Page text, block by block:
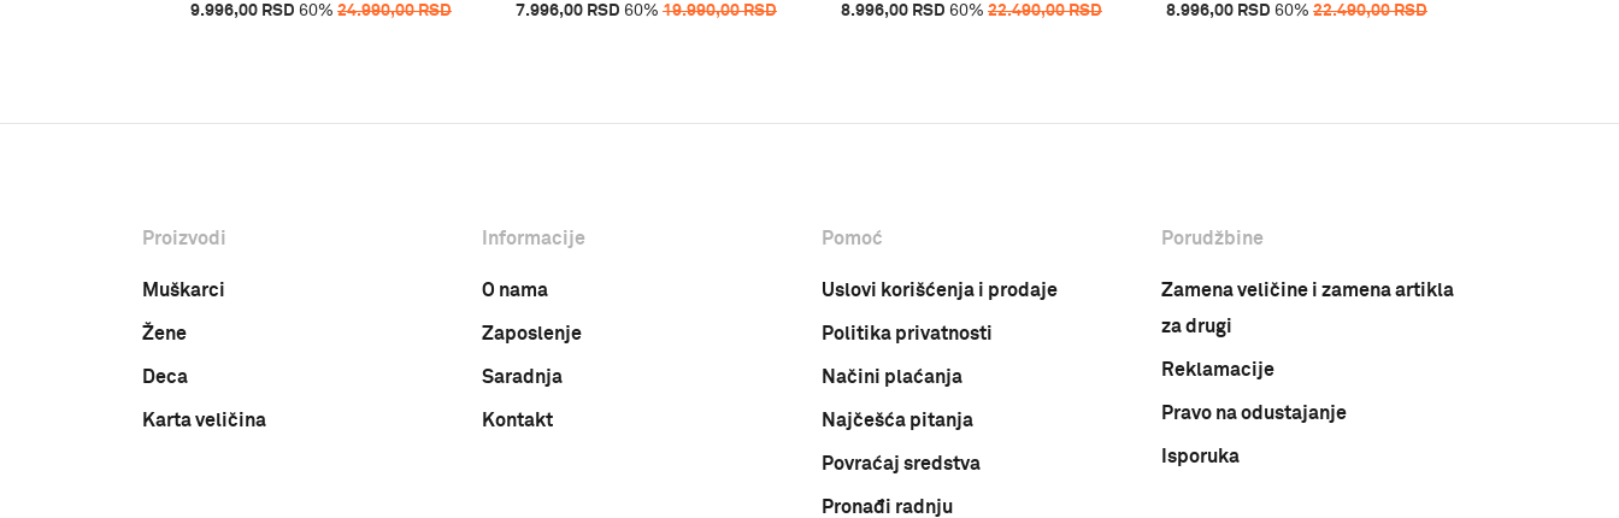
9.996,00 RSD 60% 24.990,00RSD 7.996,00 RSD 60% 19.990,00RSD 8.996,00 RSD 60% 22.490,00RSD 8.996,00 RSD 60% 22.490,00RSD
Proizvodi
Muškarci
Žene
Deca
Karta veličina
Informacije
O nama
Zaposlenje
Saradnja
Kontakt
Pomoć
Uslovi korišćenja i prodaje
Politika privatnosti
Načini plaćanja
Najčešća pitanja
Povraćaj sredstva
Pronađi radnju
Porudžbine
Zamena veličine i zamena artikla
za drugi
Reklamacije
Pravo na odustajanje
Isporuka